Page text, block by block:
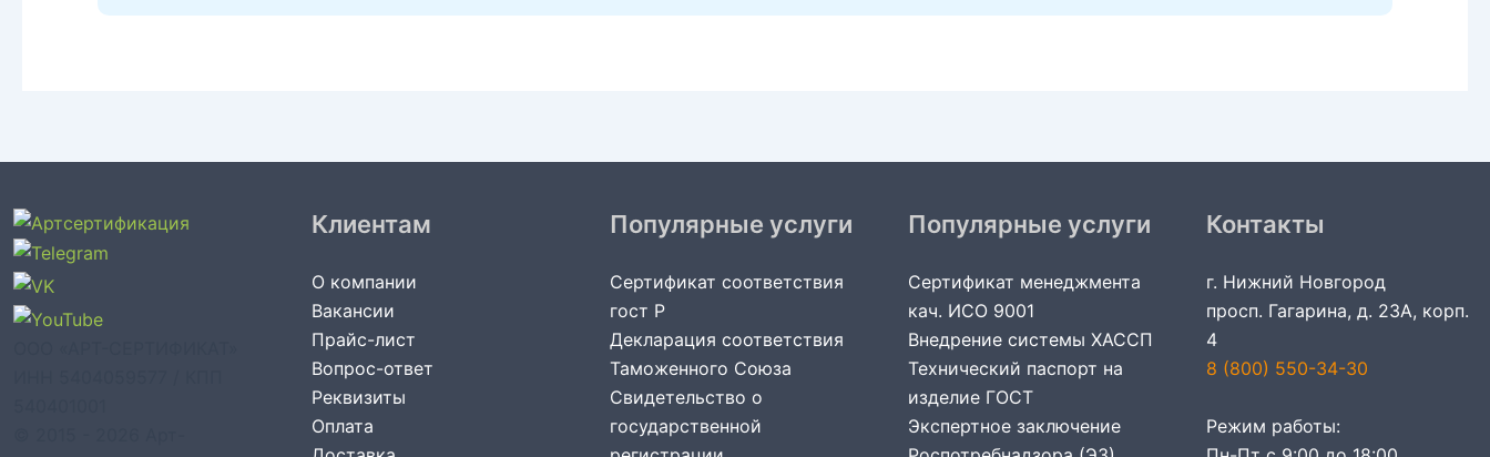
Клиентам
О компании
Вакансии
Прайс-лист
Вопрос-ответ
Реквизиты
Оплата
Популярные услуги
Сертификат соответствия
гост Р
Декларация соответствия
Таможенного Союза
Свидетельство о
государственной
Популярные услуги
Сертификат менеджмента
кач. ИСО 9001
Внедрение системы ХАССП
Технический паспорт на
изделие ГОСТ
Экспертное заключение
Контакты
г. Нижний Новгород
просп. Гагарина, д. 23А, корп.
4
8 (800) 550-34-30
Режим работы: